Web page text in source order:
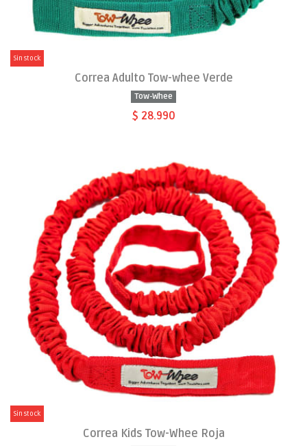
Sin stock
Correa Adulto Tow-whee Verde
Tow-Whee
$ 28.990
Sin stock
Correa Kids Tow-Whee Roja